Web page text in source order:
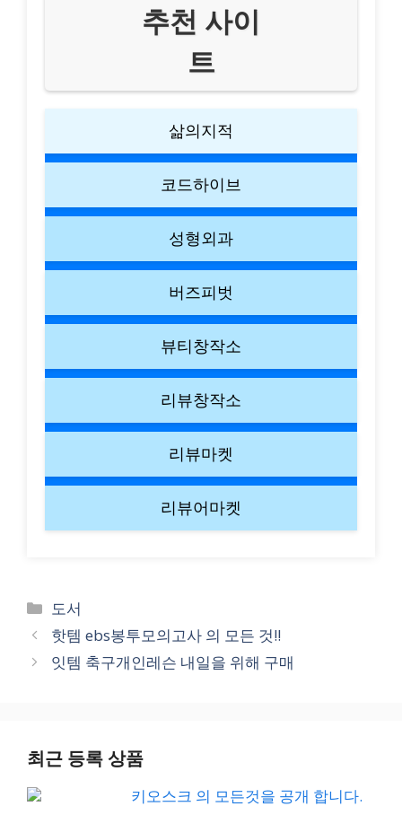
추천 사이
트
삶의지적
코드하이브
성형외과
버즈피벗
뷰티창작소
리뷰창작소
리뷰마켓
리뷰어마켓
Categories
도서
핫템 ebs봉투모의고사 의 모든 것!!
잇템 축구개인레슨 내일을 위해 구매
최근 등록 상품
키오스크 의 모든것을 공개 합니다.